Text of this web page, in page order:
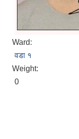
Ward:
वडा १
Weight:
0